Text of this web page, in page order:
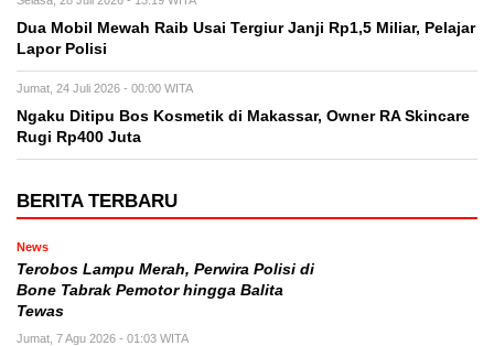
Dua Mobil Mewah Raib Usai Tergiur Janji Rp1,5 Miliar, Pelajar
Lapor Polisi
Jumat, 24 Juli 2026 - 00:00 WITA
Ngaku Ditipu Bos Kosmetik di Makassar, Owner RA Skincare
Rugi Rp400 Juta
BERITA TERBARU
News
Terobos Lampu Merah, Perwira Polisi di
Bone Tabrak Pemotor hingga Balita
Tewas
Jumat, 7 Agu 2026 - 01:03 WITA